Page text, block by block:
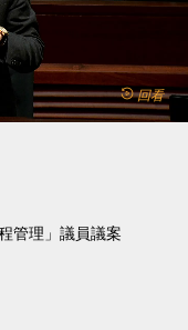
回看
管理」議員議案